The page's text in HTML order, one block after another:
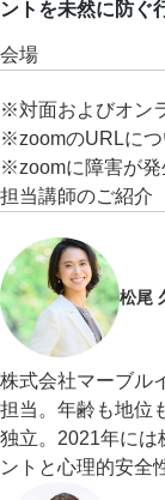
ントを未然に防ぐ
会場
※対面およびオン
※zoomのURLにつ
※zoomに障害が発
担当講師のご紹介
松尾
株式会社マーブル
担当。年齢も地位
独立。2021年には
ントと心理的安全